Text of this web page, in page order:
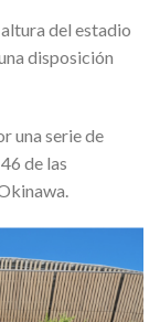
del estadio
disposición
una serie de
de las